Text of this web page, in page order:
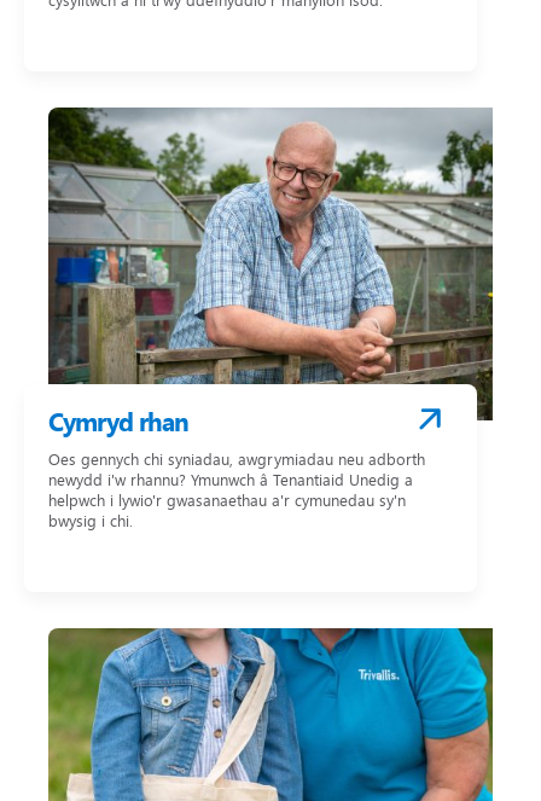
Cymryd rhan
Oes gennych chi syniadau, awgrymiadau neu adborth
newydd i'w rhannu? Ymunwch â Tenantiaid Unedig a
helpwch i lywio'r gwasanaethau a'r cymunedau sy'n
bwysig i chi.